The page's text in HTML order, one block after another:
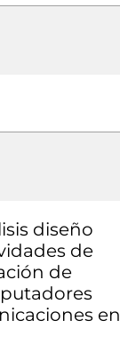
diseño
de
de
en